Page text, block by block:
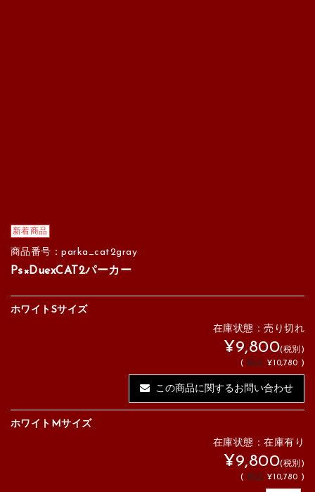
新着商品
商品番号：parka_cat2gray
Ps×DuexCAT2パーカー
ホワイトSサイズ
在庫状態：売り切れ
¥9,800(税別)
( 税込 ¥10,780 )
この商品に関するお問い合わせ
ホワイトMサイズ
在庫状態：在庫有り
¥9,800(税別)
( 税込 ¥10,780 )